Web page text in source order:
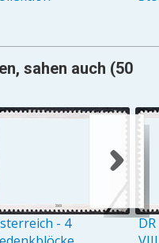
sahen auch (50
- 4